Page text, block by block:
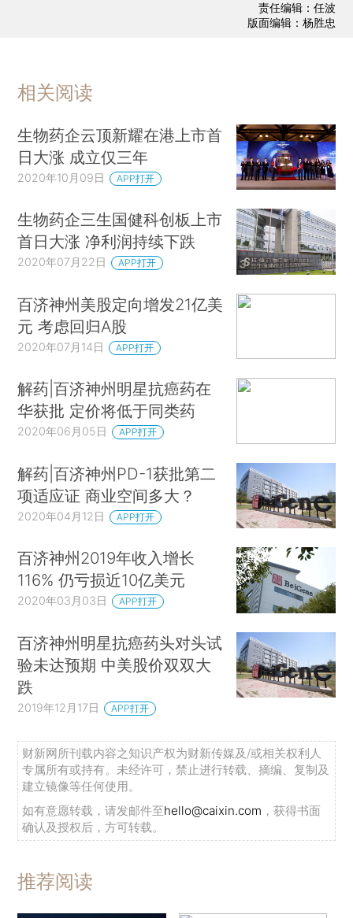
责任编辑：任波
版面编辑：杨胜忠
相关阅读
生物药企云顶新耀在港上市首
日大涨 成立仅三年
2020年10月09日 APP打开
生物药企三生国健科创板上市
首日大涨 净利润持续下跌
2020年07月22日 APP打开
百济神州美股定向增发21亿美
元 考虑回归A股
2020年07月14日 APP打开
解药|百济神州明星抗癌药在
华获批 定价将低于同类药
2020年06月05日 APP打开
解药|百济神州PD-1获批第二
项适应证 商业空间多大？
2020年04月12日 APP打开
百济神州2019年收入增长
116% 仍亏损近10亿美元
2020年03月03日 APP打开
百济神州明星抗癌药头对头试
验未达预期 中美股价双双大
跌
2019年12月17日 APP打开
财新网所刊载内容之知识产权为财新传媒及/或相关权利人
专属所有或持有。未经许可，禁止进行转载、摘编、复制及
建立镜像等任何使用。
如有意愿转载，请发邮件至hello@caixin.com ，获得书面
确认及授权后，方可转载。
推荐阅读